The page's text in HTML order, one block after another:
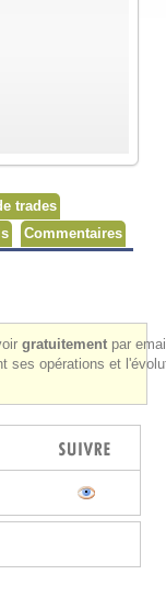
trades
Commentaires
gratuitement par
ses opérations et